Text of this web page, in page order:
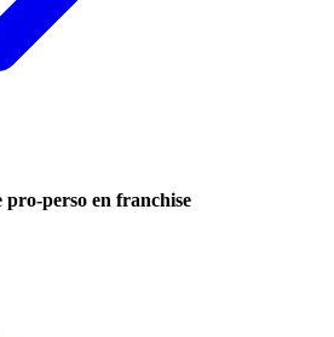
perso en franchise